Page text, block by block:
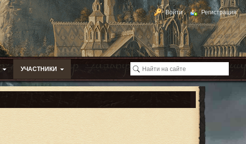
Войти Регистрация
УЧАСТНИКИ